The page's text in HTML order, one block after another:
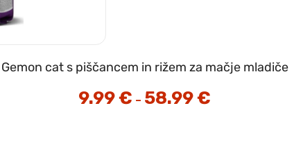
Gemon cat s piščancem in rižem za mačje mladiče
9.99€ – 58.99€